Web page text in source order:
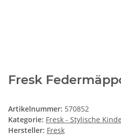
Fresk
Artikelnummer: 570852
Kategorie: Fresk - Stylische
Hersteller: Fresk